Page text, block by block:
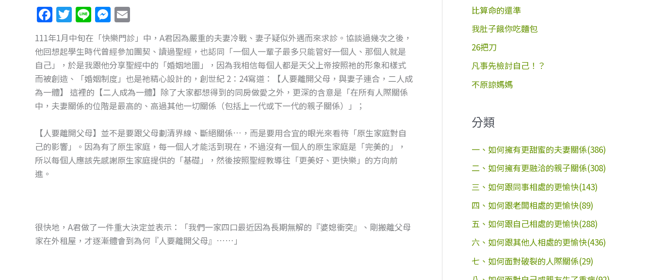
F
a
c
e
b
o
o
k
T
w
itt
er
Li
n
e
M
e
ss
e
n
g
er
m
ai
l
111年1月中旬在「快樂門診」中，A君因為嚴重的夫妻冷戰、妻子疑似外遇而來求診。協談過幾次之後，
他回想起學生時代曾經參加團契、讀過聖經，也認同「一個人一輩子最多只能管好一個人、那個人就是
自己」，於是我跟他分享聖經中的「婚姻地圖」，因為我相信每個人都是天父上帝按照祂的形象和樣式
而被創造、「婚姻制度」也是祂精心設計的，創世紀 2：24寫道：【人要離開父母，與妻子連合，二人成
為一體】 這裡的【二人成為一體】除了大家都想得到的同房做愛之外，更深的含意是「在所有人際關係
中，夫妻關係的位階是最高的、高過其他一切關係（包括上一代或下一代的親子關係）」；
【人要離開父母】並不是要跟父母劃清界線、斷絕關係…，而是要用合宜的眼光來看待「原生家庭對自
己的影響」。因為有了原生家庭，每一個人才能活到現在，不過沒有一個人的原生家庭是「完美的」，
所以每個人應該先感謝原生家庭提供的「基礎」，然後按照聖經教導往「更美好、更快樂」的方向前
進。
很快地，A君做了一件重大決定並表示：「我們一家四口最近因為長期無解的『婆媳衝突』、剛搬離父母
家在外租屋，才逐漸體會到為何『人要離開父母』……」
字
:
比算命的還準
我肚子餓你吃麵包
26把刀
凡事先檢討自己！？
不原諒媽媽
分類
一、如何擁有更甜蜜的夫妻關係(386)
二、如何擁有更融洽的親子關係(308)
三、如何跟同事相處的更愉快(143)
四、如何跟老闆相處的更愉快(89)
五、如何跟自己相處的更愉快(288)
六、如何跟其他人相處的更愉快(436)
七、如何面對破裂的人際關係(29)